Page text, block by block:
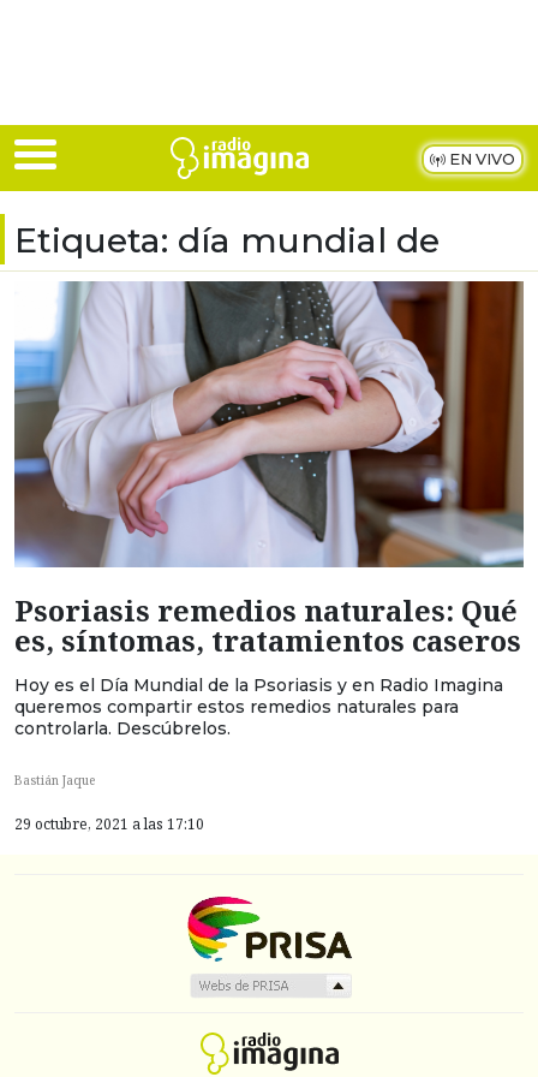
EN VIVO
Etiqueta: día mundial de
Psoriasis remedios naturales: Qué
es, síntomas, tratamientos caseros
Hoy es el Día Mundial de la Psoriasis y en Radio Imagina
queremos compartir estos remedios naturales para
controlarla. Descúbrelos.
Bastián Jaque
29 octubre, 2021 a las 17:10